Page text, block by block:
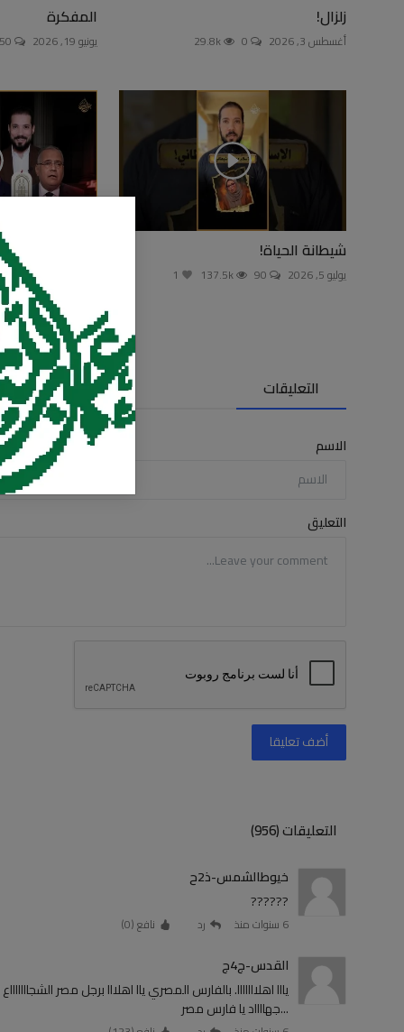
زلزال!
أغسطس 3, 2026
المفكرة
يونيو 19, 2026 150
شيطانة الحياة!
يوليو 5, 2026
تخصص الهزار
0
التعليقات
الاسم
التعليق
أضف تعليقا
التعليقات (956)
خيوطالشمس-ذ2ح
??????
6 سنوات منذ رد نافع (0
)
القدس-ج4ج
يااا اهلااااااا. بالفارس المصري ياا اهلااا برجل مصر
...جهااااد يا فارس مصر